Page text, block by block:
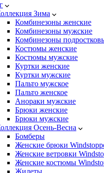
Зима
Комбинезоны женские
Комбинезоны мужские
Комбинезоны
Костюмы женские
Костюмы мужские
Куртки женские
Куртки мужские
Пальто мужское
Пальто женское
Анораки мужские
Брюки женские
Брюки мужские
Осень-Весна
Бомберы
Женские брюки
Женские ветровки
Женские костюмы
Жилеты